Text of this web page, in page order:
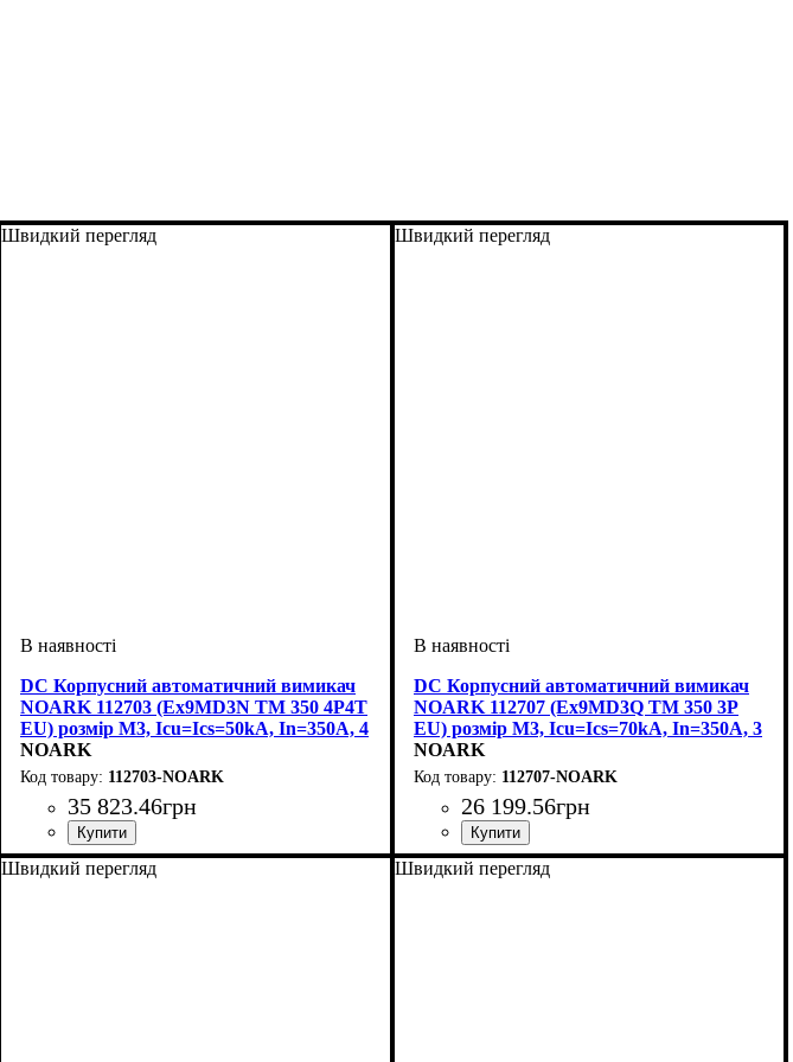
Швидкий перегляд
DC Корпусний автоматичний вимикач
NOARK 112703 (Ex9MD3N TM 350 4P4T
EU) розмір M3, Icu=Ics=50kA, In=350A, 4
полюси
NOARK
112703-NOARK
35 823.46грн
Обладнання: автомат
Номінальний струм, А: 350
Кількість полюсів: 4
Струм: DC
Вимикаюча здатність, kA: 50
Розчіплювач: тепловий і електромагнітний
(ТМ)
Серія: Ex9MD TM
Швидкий перегляд
DC Корпусний автоматичний вимикач
NOARK 112707 (Ex9MD3Q TM 350 3P
EU) розмір M3, Icu=Ics=70kA, In=350A, 3
полюси
NOARK
112707-NOARK
26 199.56грн
Обладнання: автомат
Номінальний струм, А: 350
Кількість полюсів: 3
Струм: DC
Вимикаюча здатність, kA: 70
Розчіплювач: тепловий і електромагнітний
(ТМ)
Серія: Ex9MD TM
Швидкий перегляд Швидкий перегляд